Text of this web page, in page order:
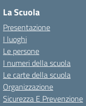
La Scuola
Presentazione
I luoghi
Le persone
I numeri della scuola
Le carte della scuola
Organizzazione
Sicurezza E Prevenzione